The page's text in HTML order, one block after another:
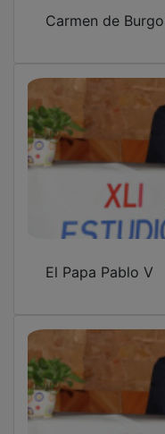
Pérez Reverte y
La Pasión de
medieval de